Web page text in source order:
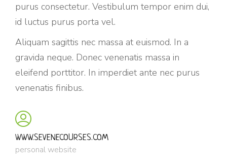
purus consectetur. Vestibulum tempor enim dui,
id luctus purus porta vel.
Aliquam sagittis nec massa at euismod. In a
gravida neque. Donec venenatis massa in
eleifend porttitor. In imperdiet ante nec purus
venenatis finibus.
WWW.SEVENECOURSES.COM
personal website